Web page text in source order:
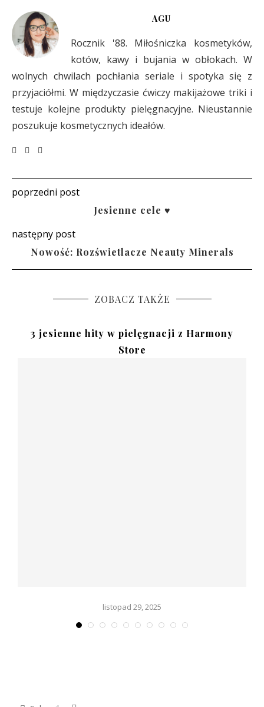
AGU
Rocznik '88. Miłośniczka kosmetyków,
kotów, kawy i bujania w obłokach. W
wolnych chwilach pochłania seriale i spotyka się z
przyjaciółmi. W międzyczasie ćwiczy makijażowe triki i
testuje kolejne produkty pielęgnacyjne. Nieustannie
poszukuje kosmetycznych ideałów.
poprzedni post
Jesienne cele ♥
następny post
Nowość: Rozświetlacze Neauty Minerals
ZOBACZ TAKŻE
3 jesienne hity w pielęgnacji z Harmony
Store
listopad 29, 2025